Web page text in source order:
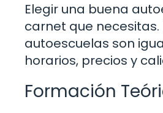
Elegir una buena
carnet que
autoescuelas son
horarios, precios y
Formación